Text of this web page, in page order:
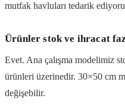
mutfak havluları tedarik
Ürünler stok ve ihracat
Evet. Ana çalışma modelimiz
ürünleri üzerinedir. 30×50 cm
değişebilir.